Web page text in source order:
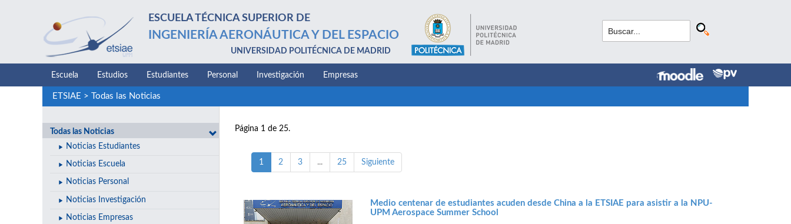
ESCUELA TÉCNICA SUPERIOR DE
INGENIERÍA AERONÁUTICA Y DEL ESPACIO
UNIVERSIDAD POLITÉCNICA DE MADRID
Escuela Estudios Estudiantes Personal Investigación Empresas
ETSIAE > Todas las Noticias
Todas las Noticias
Noticias Estudiantes
Noticias Escuela
Noticias Personal
Noticias Investigación
Noticias Empresas
Página 1 de 25.
1 2 3 ... 25 Siguiente
Medio centenar de estudiantes acuden desde China a la ETSIAE para asistir a la NPU-
UPM Aerospace Summer School